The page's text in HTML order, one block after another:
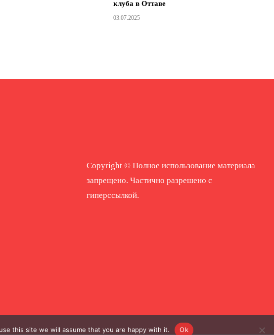
клуба в Оттаве
03.07.2025
Copyright © Полное использование материала
запрещено. Частично разрешено с
гиперссылкой.
this site we will assume that you are happy with it. Ok